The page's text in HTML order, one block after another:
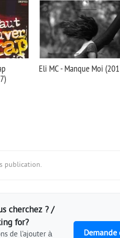
Eli MC - Manque Moi
publication.
cherchez ? /
for?
de l'ajouter à